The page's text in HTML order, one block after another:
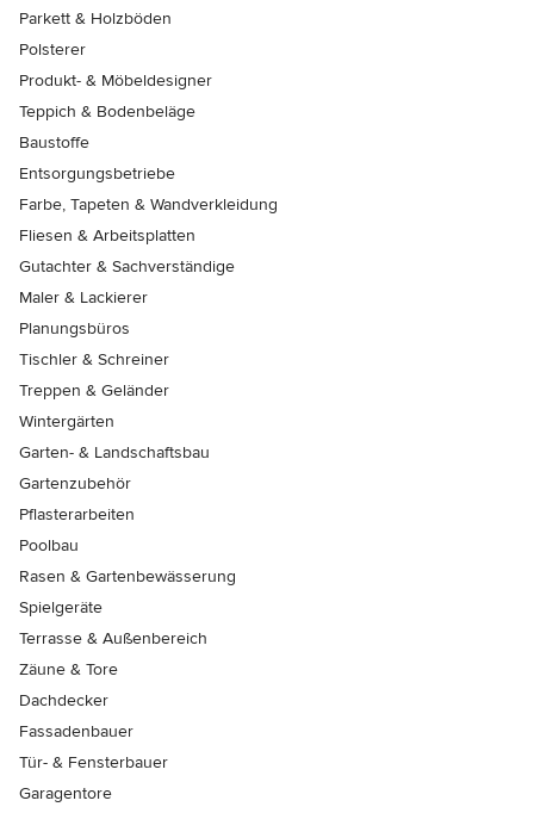
Parkett & Holzböden
Polsterer
Produkt- & Möbeldesigner
Teppich & Bodenbeläge
Baustoffe
Entsorgungsbetriebe
Farbe, Tapeten & Wandverkleidung
Fliesen & Arbeitsplatten
Gutachter & Sachverständige
Maler & Lackierer
Planungsbüros
Tischler & Schreiner
Treppen & Geländer
Wintergärten
Garten- & Landschaftsbau
Gartenzubehör
Pflasterarbeiten
Poolbau
Rasen & Gartenbewässerung
Spielgeräte
Terrasse & Außenbereich
Zäune & Tore
Dachdecker
Fassadenbauer
Tür- & Fensterbauer
Garagentore